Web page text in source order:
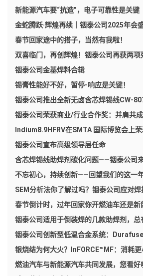
新能源汽车要“抗造”，电子可靠性是关键
金蛇腾跃·辉煌再续｜铟泰公司2025年会
春节回家途中的搭子，当然有我啦！
双喜临门，再创辉煌！铟泰公司再获两项
铟泰公司金基焊料合辑
锡膏性能好不好，暂停-响应是关键！
铟泰公司推出全新无卤含芯焊锡线CW-
铟泰公司荣获商业/行业合作奖：并肩共
Indium8.9HFRV在SMTA 国际博览会上
铟泰公司宣布高级领导层任命
含芯焊锡线助焊剂碳化问题——铟泰公司
不忘初心，持续创新——回望我们的这一年
SEM分析法你了解过吗？铟泰公司应对焊
春节倒计时，过年回家你开燃油车还是新
铟泰公司适用于倒装焊的几款助焊剂，总
铟泰公司创新型低温合金系统：
银烧结为何大火？InFORCE™MF：消耗
燃油汽车与新能源汽车共同发展，您看好